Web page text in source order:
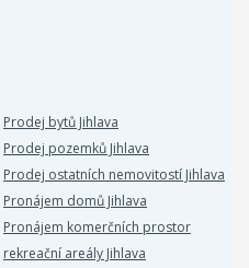
Prodej bytů Jihlava
Prodej pozemků Jihlava
Prodej ostatních nemovitostí Jihlava
Pronájem domů Jihlava
Pronájem komerčních prostor
rekreační areály Jihlava